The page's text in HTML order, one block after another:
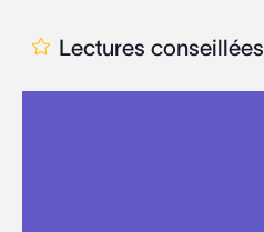
Lectures conseillées